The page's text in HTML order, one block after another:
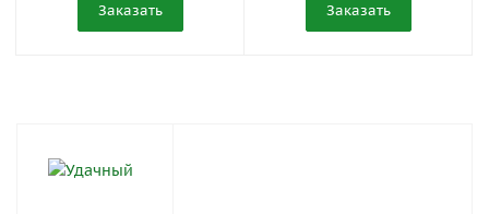
Заказать Заказать